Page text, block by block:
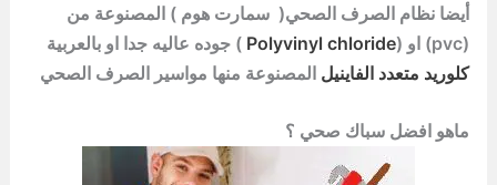
أيضا نظام الصرف الصحي( سمارت هوم ) المصنوعة من
(pvc) او (
Polyvinyl chloride ) جوده عاليه جدا او بالعربية
كلوريد متعدد الفاينيل المصنوعة منها مواسير الصرف الصحي
ماهو افضل سباك صحي ؟